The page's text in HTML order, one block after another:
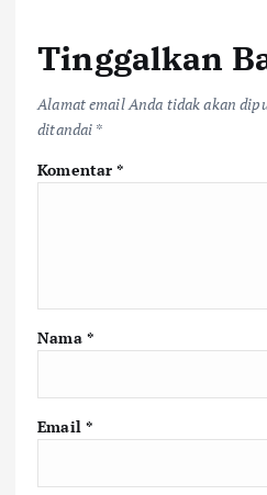
Tinggalkan
Alamat email Anda tidak akan
ditandai *
Komentar*
Nama *
Email *